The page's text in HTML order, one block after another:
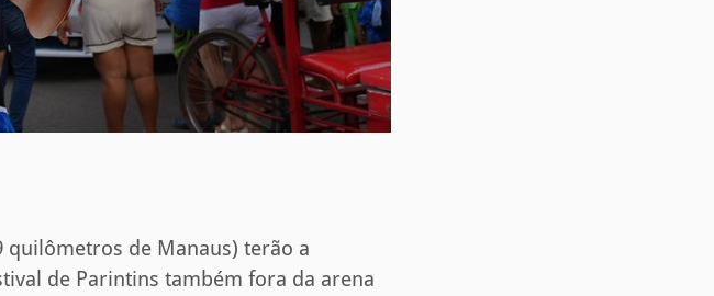
quilômetros de Manaus) terão a
de Parintins também fora da arena